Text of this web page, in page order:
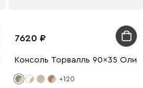
Дуб Барбера/Латте
7620
Консоль Торвалль 90x35
+120